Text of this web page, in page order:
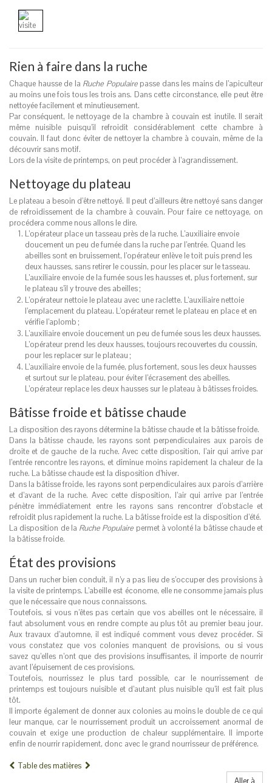
Rien à faire dans la ruche
Chaque hausse de la Ruche Populaire passe dans les mains de l’apiculteur
au moins une fois tous les trois ans. Dans cette circonstance, elle peut être
nettoyée facilement et minutieusement.
Par conséquent, le nettoyage de la chambre à couvain est inutile. Il serait
même nuisible puisqu’il refroidit considérablement cette chambre à
couvain. Il faut donc éviter de nettoyer la chambre à couvain, même de la
découvrir sans motif.
Lors de la visite de printemps, on peut procéder à l’agrandissement.
Nettoyage du plateau
Le plateau a besoin d’être nettoyé. Il peut d’ailleurs être nettoyé sans danger
de refroidissement de la chambre à couvain. Pour faire ce nettoyage, on
procédera comme nous allons le dire.
L’opérateur place un tasseau près de la ruche. L’auxiliaire envoie
doucement un peu de fumée dans la ruche par l’entrée. Quand les
abeilles sont en bruissement, l’opérateur enlève le toit puis prend les
deux hausses, sans retirer le coussin, pour les placer sur le tasseau.
L’auxiliaire envoie de la fumée sous les hausses et, plus fortement, sur
le plateau s’il y trouve des abeilles;
L’opérateur nettoie le plateau avec une raclette. L’auxiliaire nettoie
l’emplacement du plateau. L’opérateur remet le plateau en place et en
vérifie l’aplomb ;
L’auxiliaire envoie doucement un peu de fumée sous les deux hausses.
L’opérateur prend les deux hausses, toujours recouvertes du coussin,
pour les replacer sur le plateau ;
L’auxiliaire envoie de la fumée, plus fortement, sous les deux hausses
et surtout sur le plateau, pour éviter l’écrasement des abeilles.
L’opérateur replace les deux hausses sur le plateau à bâtisses froides.
Bâtisse froide et bâtisse chaude
La disposition des rayons détermine la bâtisse chaude et la bâtisse froide.
Dans la bâtisse chaude, les rayons sont perpendiculaires aux parois de
droite et de gauche de la ruche. Avec cette disposition, l’air qui arrive par
l’entrée rencontre les rayons, et diminue moins rapidement la chaleur de la
ruche. La bâtisse chaude est la disposition d’hiver.
Dans la bâtisse froide, les rayons sont perpendiculaires aux parois d’arrière
et d’avant de la ruche. Avec cette disposition, l’air qui arrive par l’entrée
pénètre immédiatement entre les rayons sans rencontrer d’obstacle et
refroidit plus rapidement la ruche. La bâtisse froide est la disposition d’été.
La disposition de la Ruche Populaire permet à volonté la bâtisse chaude et
la bâtisse froide.
État des provisions
Dans un rucher bien conduit, il n’y a pas lieu de s’occuper des provisions à
la visite de printemps. L’abeille est économe, elle ne consomme jamais plus
que le nécessaire que nous connaissons.
Toutefois, si vous n’êtes pas certain que vos abeilles ont le nécessaire, il
faut absolument vous en rendre compte au plus tôt au premier beau jour.
Aux travaux d’automne, il est indiqué comment vous devez procéder. Si
vous constatez que vos colonies manquent de provisions, ou si vous
savez qu’elles n’ont que des provisions insuffisantes, il importe de nourrir
avant l’épuisement de ces provisions.
Toutefois, nourrissez le plus tard possible, car le nourrissement de
printemps est toujours nuisible et d’autant plus nuisible qu’il est fait plus
tôt.
Il importe également de donner aux colonies au moins le double de ce qui
leur manque, car le nourrissement produit un accroissement anormal de
couvain et exige une production de chaleur supplémentaire. Il importe
enfin de nourrir rapidement, donc avec le grand nourrisseur de préférence.
Table des matières
Aller à